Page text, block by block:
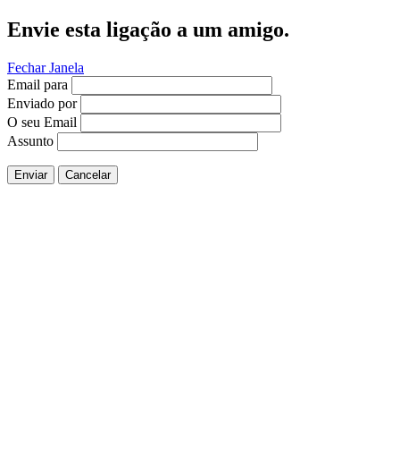
Envie esta ligação a um amigo.
Fechar Janela
Email para
Enviado por
O seu Email
Assunto
Enviar Cancelar